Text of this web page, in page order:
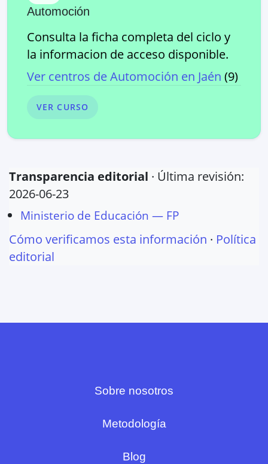
Automoción
Consulta la ficha completa del ciclo y
la informacion de acceso disponible.
Ver centros deAutomoción en Jaén (9)
VER CURSO
Transparencia editorial · Última revisión:
2026-06-23
Ministerio de Educación — FP
Cómo verificamos esta información · Política
editorial
Sobre nosotros
Metodología
Blog